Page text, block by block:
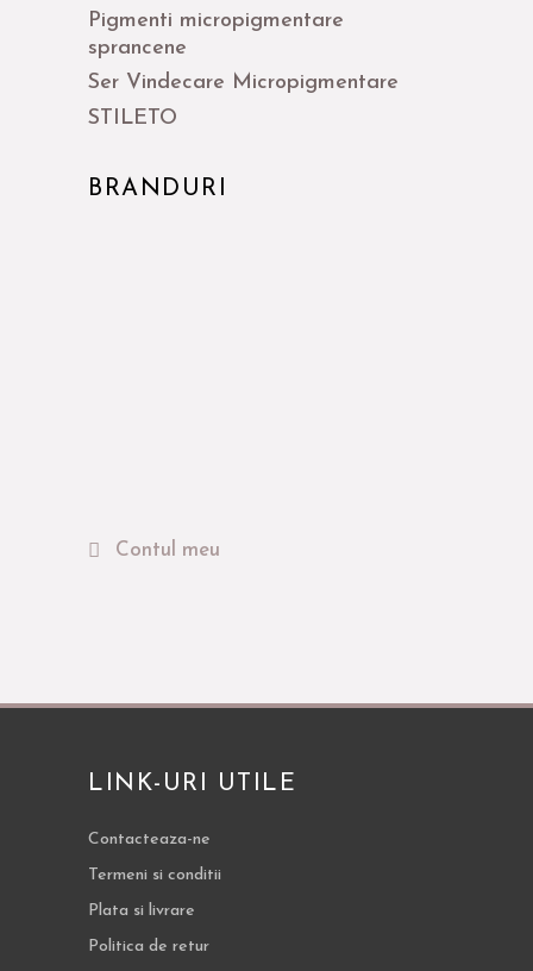
Pigmenti micropigmentare
sprancene
Ser Vindecare Micropigmentare
STILETO
BRANDURI
Contul meu
LINK-URI UTILE
Contacteaza-ne
Termeni si conditii
Plata si livrare
Politica de retur